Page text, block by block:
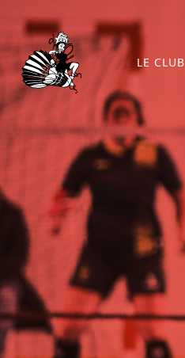
LE CLUB